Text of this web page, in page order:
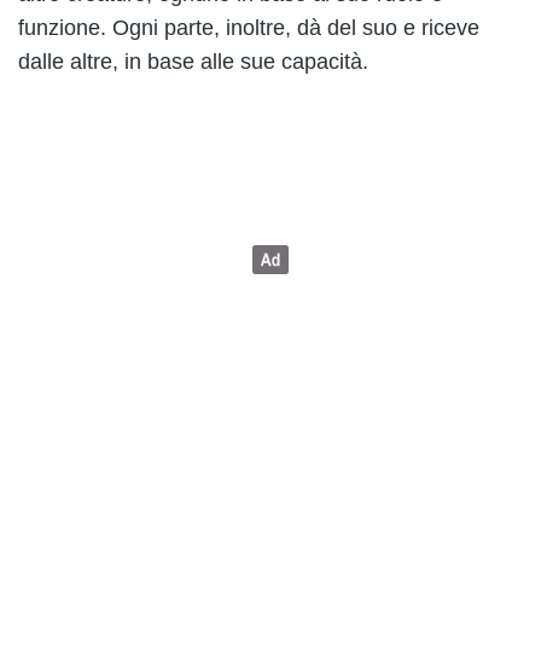
funzione. Ogni parte, inoltre, dà del suo e riceve
dalle altre, in base alle sue capacità.